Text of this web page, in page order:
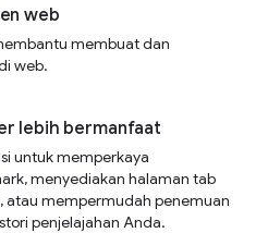
web
membuat dan
web.
lebih bermanfaat
untuk memperkaya
menyediakan halaman tab
atau mempermudah penemuan
penjelajahan Anda.